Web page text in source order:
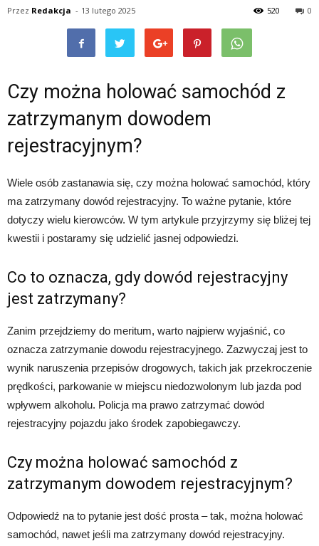
Przez Redakcja - 13 lutego 2025 0
520
Czy można holować samochód z
zatrzymanym dowodem
rejestracyjnym?
Wiele osób zastanawia się, czy można holować samochód, który
ma zatrzymany dowód rejestracyjny. To ważne pytanie, które
dotyczy wielu kierowców. W tym artykule przyjrzymy się bliżej tej
kwestii i postaramy się udzielić jasnej odpowiedzi.
Co to oznacza, gdy dowód rejestracyjny
jest zatrzymany?
Zanim przejdziemy do meritum, warto najpierw wyjaśnić, co
oznacza zatrzymanie dowodu rejestracyjnego. Zazwyczaj jest to
wynik naruszenia przepisów drogowych, takich jak przekroczenie
prędkości, parkowanie w miejscu niedozwolonym lub jazda pod
wpływem alkoholu. Policja ma prawo zatrzymać dowód
rejestracyjny pojazdu jako środek zapobiegawczy.
Czy można holować samochód z
zatrzymanym dowodem rejestracyjnym?
Odpowiedź na to pytanie jest dość prosta – tak, można holować
samochód, nawet jeśli ma zatrzymany dowód rejestracyjny.